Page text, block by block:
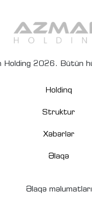
Holding 2026. Bütün
Holdinq
Struktur
Xəbərlər
Əlaqə
Əlaqə məlumatları